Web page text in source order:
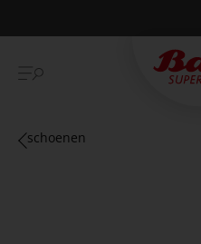
Betaal achteraf met Klarna
schoenen